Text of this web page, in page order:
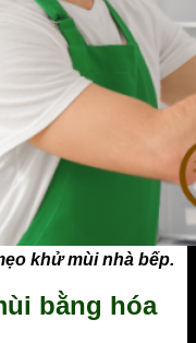
khử mùi nhà bếp.
bằng hóa